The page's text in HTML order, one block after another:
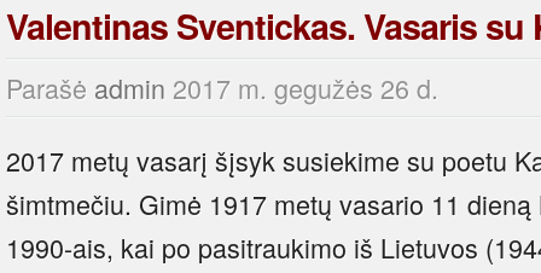
Valentinas Sventickas. Vasaris
Parašė admin 2017 m. gegužės 26 d.
2017 metų vasarį šįsyk susiekime su poetu
šimtmečiu. Gimė 1917 metų vasario 11 dieną
1990-ais, kai po pasitraukimo iš Lietuvos